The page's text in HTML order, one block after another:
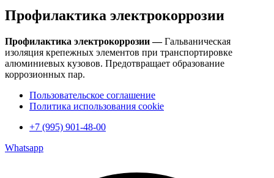
Профилактика электрокоррозии
Профилактика электрокоррозии —Гальваническая
изоляция крепежных элементов при транспортировке
алюминиевых кузовов. Предотвращает образование
коррозионных пар.
Пользовательское соглашение
Политика использования cookie
+7 (995) 901-48-00
Whatsapp